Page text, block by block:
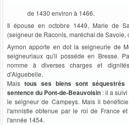
de 1430 environ à 1466.
Il épouse en octobre 1449, Marie de
(seigneur de Raconis, maréchal de
Aymon apporte en dot la seigneurie de
seigneuriaux qu'il posséde en Bresse.
nomme à diverses charges et
d'Aiguebelle.
Mais tous ses biens sont
sentence du Pont-de-Beauvoisin : il a
le seigneur de Campeys. Mais il
l'amnistie obtenue par le roi de France
l'année 1454.